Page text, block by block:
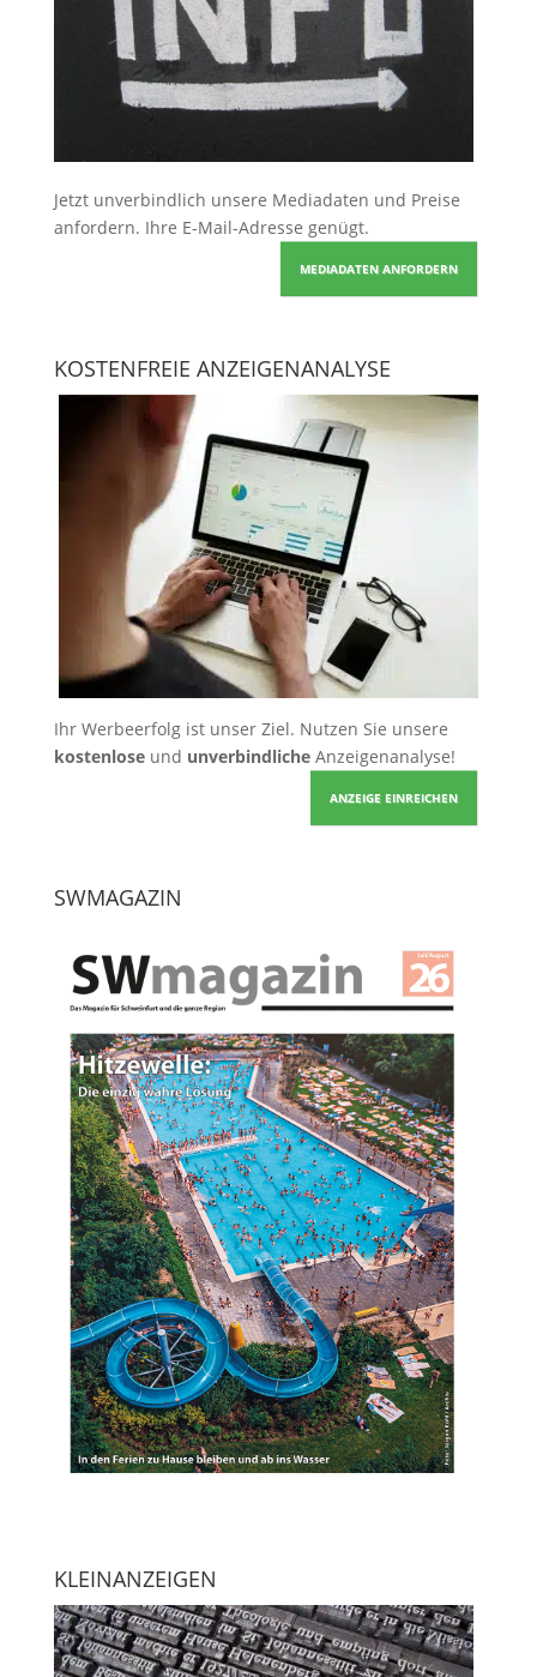
Jetzt unverbindlich unsere Mediadaten und Preise
anfordern. Ihre E-Mail-Adresse genügt.
MEDIADATEN ANFORDERN
KOSTENFREIE ANZEIGENANALYSE
Ihr Werbeerfolg ist unser Ziel. Nutzen Sie unsere
kostenloseund unverbindlicheAnzeigenanalyse!
ANZEIGE EINREICHEN
SWMAGAZIN
KLEINANZEIGEN